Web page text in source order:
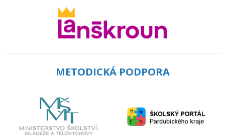
METODICKÁ PODPORA